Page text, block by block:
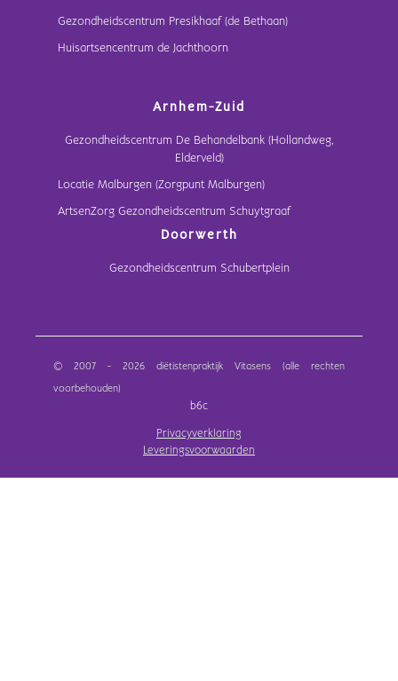
Gezondheidscentrum Presikhaaf (de Bethaan)
Huisartsencentrum de Jachthoorn
Arnhem-Zuid
Gezondheidscentrum De Behandelbank (Hollandweg,
Elderveld)
Locatie Malburgen (Zorgpunt Malburgen)
ArtsenZorg Gezondheidscentrum Schuytgraaf
Doorwerth
Gezondheidscentrum Schubertplein
© 2007 - 2026 diëtistenpraktijk Vitasens (alle rechten
voorbehouden)
b6c
Privacyverklaring
Leveringsvoorwaarden